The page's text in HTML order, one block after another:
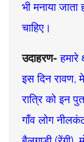
भी मनाया
चाहिए।
उदाहरण- हमारे
इस दिन
रात्रि को इन
गाँव लोग